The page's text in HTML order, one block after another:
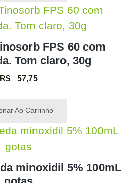
FPS 60 com
Tom claro, 30g
R$57,75
Ao Carrinho
minoxidil 5% 100mL